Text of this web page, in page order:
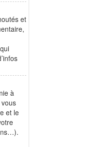
et
à
et le